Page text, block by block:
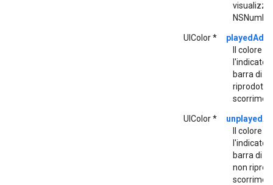
UIColor *
Il colore
barra di
riprodotto
UIColor *
Il colore
barra di
non